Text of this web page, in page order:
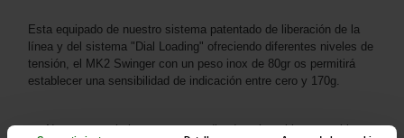
Esta equipado de nuestro sistema patentado de liberación de la
línea y del sistema "Dial Loading" ofreciendo diferentes niveles de
tensión, el MK2 Swinger con un peso inox de 80gr os permitirá
establecer una sensibilidad de indicación entre cero y 170g.
Nuevo revestimiento negro anodizado sobre el brazo y el lest.